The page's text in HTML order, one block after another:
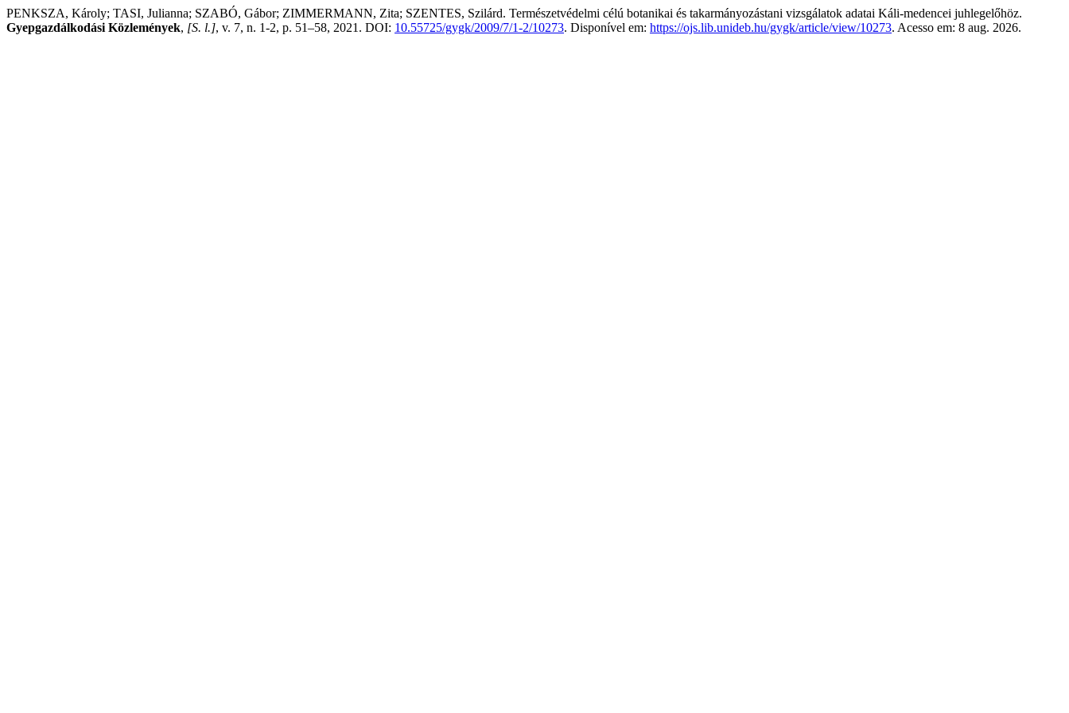
PENKSZA, Károly; TASI, Julianna; SZABÓ, Gábor; ZIMMERMANN, Zita; SZENTES, Szilárd. Természetvédelmi célú botanikai és takarmányozástani vizsgálatok adatai Káli-medencei juhlegelőhöz.
Gyepgazdálkodási Közlemények, [S. l.], v. 7, n. 1-2, p. 51–58, 2021. DOI: 10.55725/gygk/2009/7/1-2/10273. Disponível em: https://ojs.lib.unideb.hu/gygk/article/view/10273. Acesso em: 8 aug. 2026.